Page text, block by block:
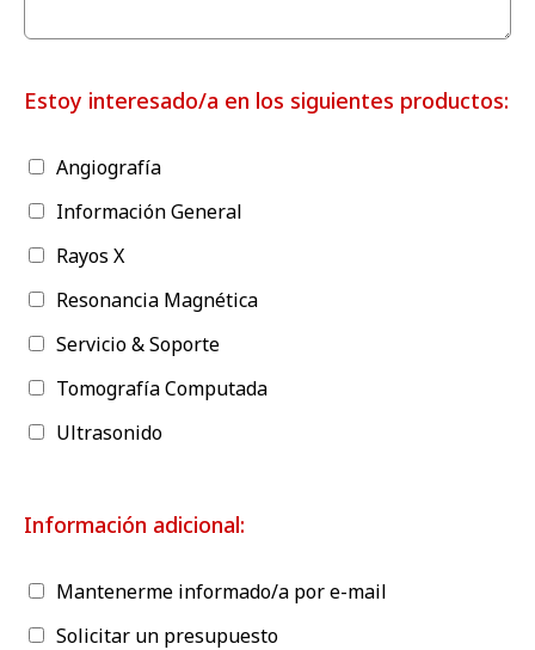
Estoy interesado/a en los siguientes productos:
Angiografía
Información General
Rayos X
Resonancia Magnética
Servicio & Soporte
Tomografía Computada
Ultrasonido
Información adicional:
Mantenerme informado/a por e-mail
Solicitar un presupuesto